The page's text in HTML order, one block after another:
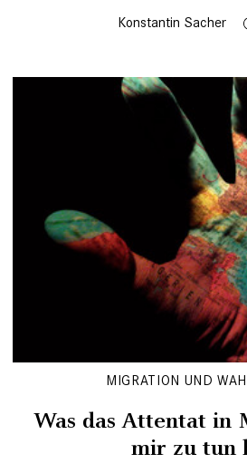
Konstantin Sacher
MIGRATION UND
Was das Attentat in
mir zu tun